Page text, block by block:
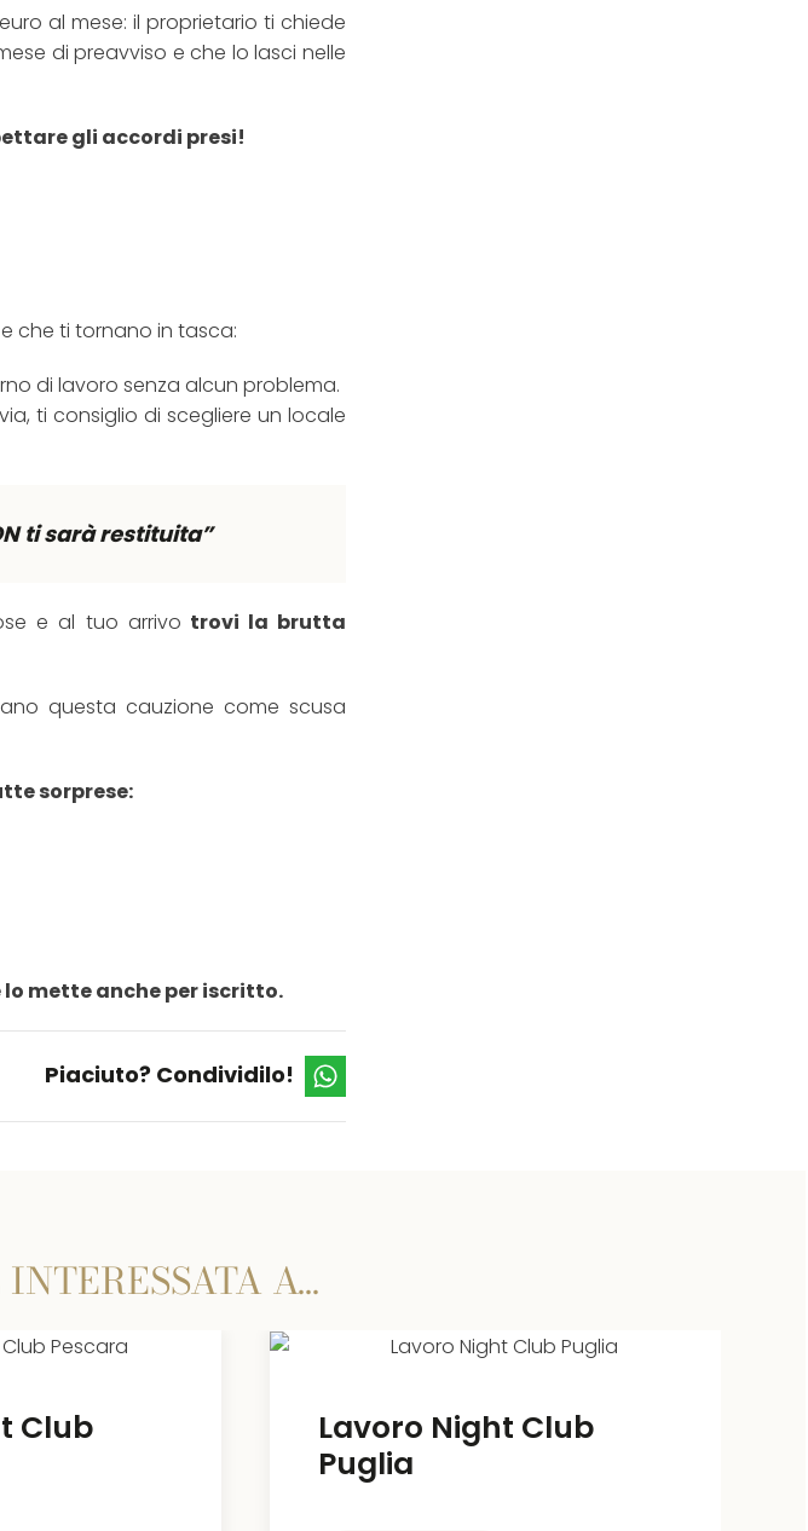
al mese: il proprietario ti chiede
di preavviso e che lo lasci nelle
gli accordi presi!
che ti tornano in tasca:
di lavoro senza alcun problema.
ti consiglio di scegliere un locale
ti sarà restituita”
e al tuo arrivo trovi la brutta
questa cauzione come scusa
sorprese:
lo mette anche per iscritto.
Piaciuto? Condividilo!
A…
Club